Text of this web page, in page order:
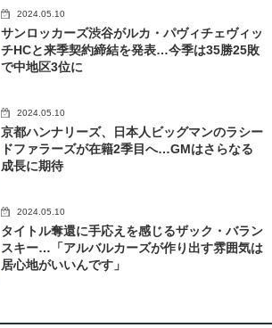
2024.05.10
サンロッカーズ渋谷がルカ・パヴィチェヴィッ
チHCと来季契約締結を発表…今季は35勝25敗
で中地区3位に
2024.05.10
京都ハンナリーズ、日本人ビッグマンのラシー
ドファラーズが在籍2季目へ…GMはさらなる
成長に期待
2024.05.10
タイトル奪還に手応えを感じるザック・バラン
スキー…「アルバルカーズが作り出す雰囲気は
居心地がいいんです」